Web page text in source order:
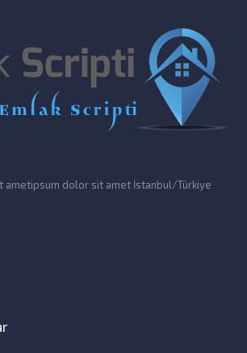
ametipsum dolor sit amet İstanbul/Türkiye